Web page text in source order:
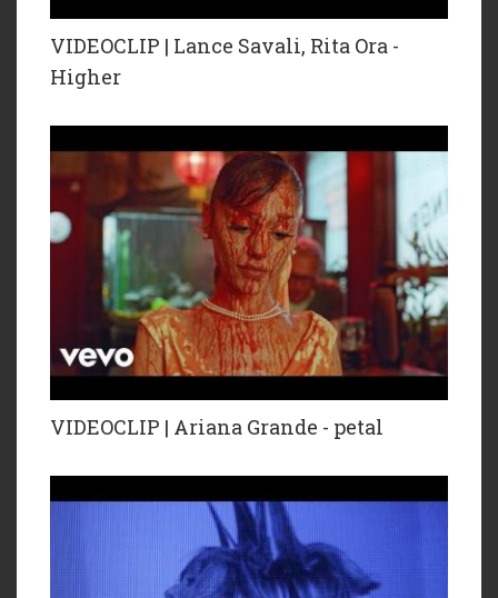
VIDEOCLIP | Lance Savali, Rita Ora -
Higher
VIDEOCLIP | Ariana Grande - petal